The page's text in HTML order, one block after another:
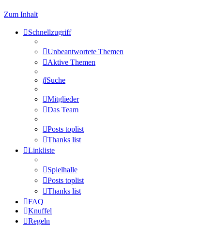
Zum Inhalt
Schnellzugriff
Unbeantwortete Themen
Aktive Themen
Suche
Mitglieder
Das Team
Posts toplist
Thanks list
Linkliste
Spielhalle
Posts toplist
Thanks list
FAQ
Knuffel
Regeln